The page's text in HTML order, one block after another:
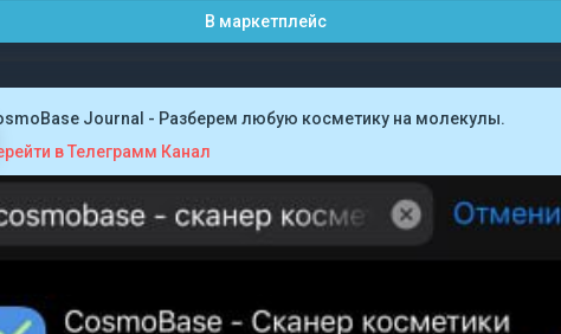
В маркетплейс
Journal - Разберем любую косметику на молекулы.
в Телеграмм Канал